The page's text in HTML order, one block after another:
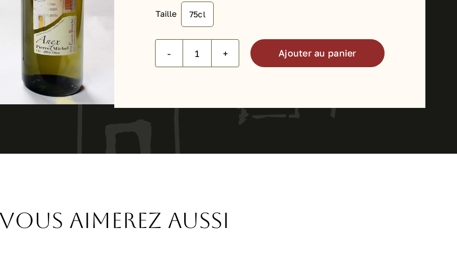
Taille
 75cl
quantité
Cuvée
Ajouter au panier
Vous aimerez aussi